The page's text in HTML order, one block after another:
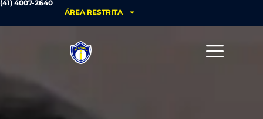
(41) 4007-2640
ÁREA RESTRITA